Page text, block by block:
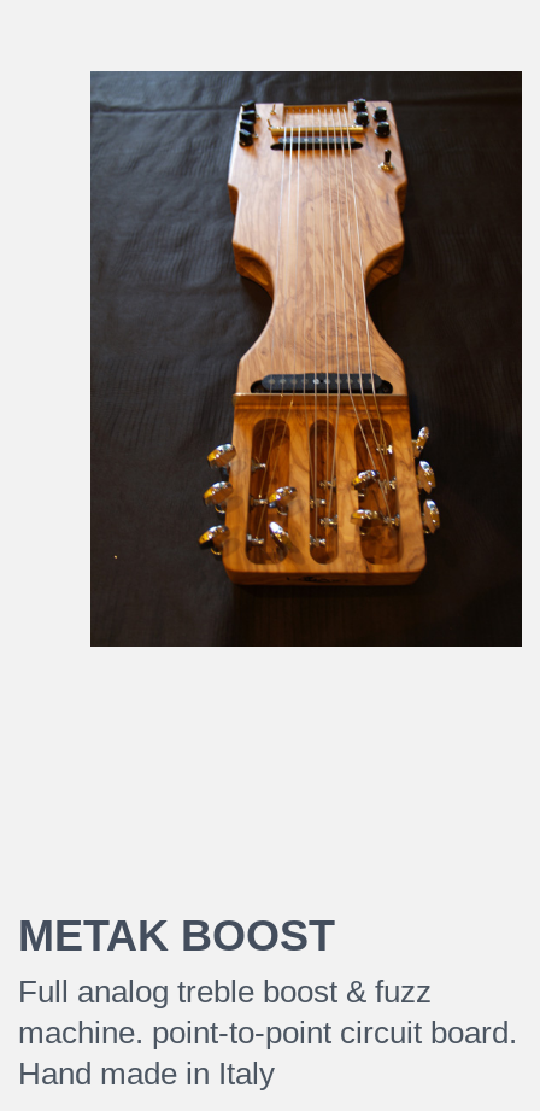
METAK BOOST
Full analog treble boost & fuzz
machine. point-to-point circuit board.
Hand made in Italy